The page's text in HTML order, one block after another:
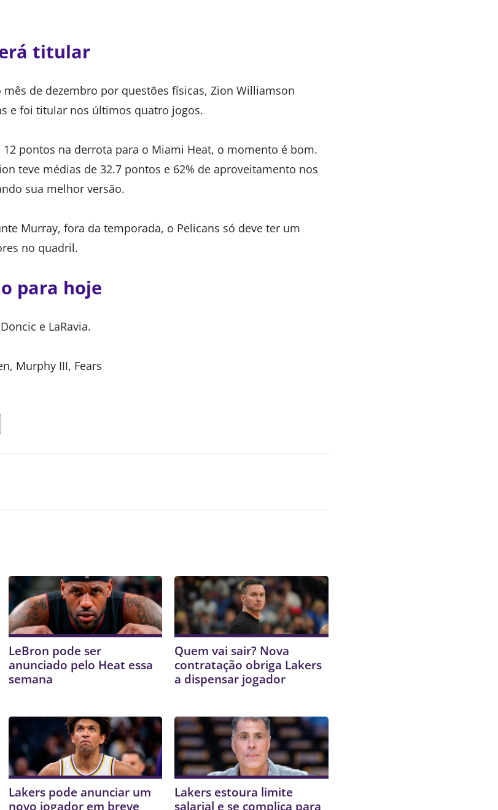
titular
de dezembro por questões físicas, Zion Williamson
e foi titular nos últimos quatro jogos.
pontos na derrota para o Miami Heat, o momento é bom.
teve médias de 32.7 pontos e 62% de aproveitamento nos
sua melhor versão.
Murray, fora da temporada, o Pelicans só deve ter um
no quadril.
para hoje
e LaRavia.
Murphy III, Fears
LeBron pode ser
anunciado pelo Heat essa
semana
Quem vai sair? Nova
contratação obriga Lakers
a dispensar jogador
Lakers pode anunciar um
novo jogador em breve
Lakers estoura limite
salarial e se complica para